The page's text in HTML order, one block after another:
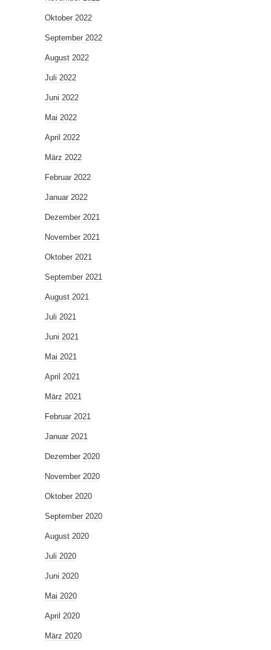
Oktober 2022
September 2022
August 2022
Juli 2022
Juni 2022
Mai 2022
April 2022
März 2022
Februar 2022
Januar 2022
Dezember 2021
November 2021
Oktober 2021
September 2021
August 2021
Juli 2021
Juni 2021
Mai 2021
April 2021
März 2021
Februar 2021
Januar 2021
Dezember 2020
November 2020
Oktober 2020
September 2020
August 2020
Juli 2020
Juni 2020
Mai 2020
April 2020
März 2020